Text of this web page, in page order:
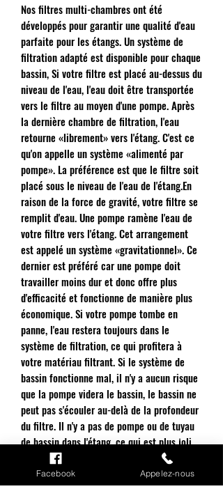
Nos filtres multi-chambres ont été
développés pour garantir une qualité d'eau
parfaite pour les étangs. Un système de
filtration adapté est disponible pour chaque
bassin, Si votre filtre est placé au-dessus du
niveau de l'eau, l'eau doit être transportée
vers le filtre au moyen d'une pompe. Après
la dernière chambre de filtration, l'eau
retourne «librement» vers l'étang. C'est ce
qu'on appelle un système «alimenté par
pompe». La préférence est que le filtre soit
placé sous le niveau de l'eau de l'étang.En
raison de la force de gravité, votre filtre se
remplit d'eau. Une pompe ramène l'eau de
votre filtre vers l'étang. Cet arrangement
est appelé un système «gravitationnel». Ce
dernier est préféré car une pompe doit
travailler moins dur et donc offre plus
d'efficacité et fonctionne de manière plus
économique. Si votre pompe tombe en
panne, l'eau restera toujours dans le
système de filtration, ce qui profitera à
votre matériau filtrant. Si le système de
bassin fonctionne mal, il n'y a aucun risque
que la pompe videra le bassin, le bassin ne
peut pas s'écouler au-delà de la profondeur
du filtre. Il n'y a pas de pompe ou de tuyau
de bassin dans l'étang, ce qui est plus joli.
De plus, les poissons ne peuvent pas
s'endommager. Vous pouvez facilement
atteindre la pompe pour tout entretien.
Facebook Appelez-nous